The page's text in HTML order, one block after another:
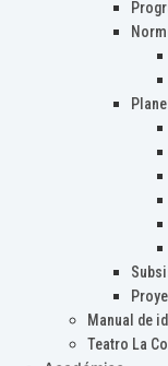
Manual de
Teatro La